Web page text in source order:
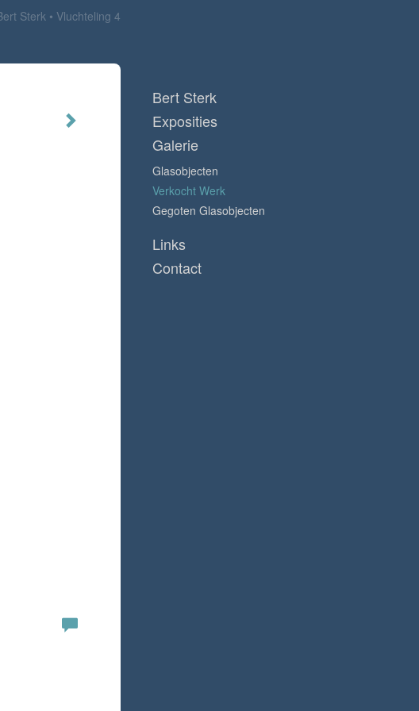
Sterk
Vluchteling 4
Bert Sterk
Exposities
Galerie
Glasobjecten
Verkocht Werk
Gegoten Glasobjecten
Links
Contact